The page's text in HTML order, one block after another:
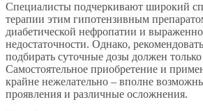
Специалисты подчеркивают широкий
терапии этим гипотензивным
диабетической нефропатии и
недостаточности. Однако,
подбирать суточные дозы должен
Самостоятельное приобретение и
крайне нежелательно – вполне
проявления и различные осложнения.